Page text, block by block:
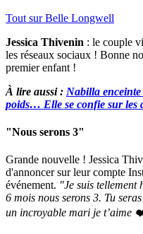
Tout surBelle Longwell
Jessica Thivenin : le couple
les réseaux sociaux ! Bonne
premier enfant !
À lire aussi : Nabilla enceinte
poids… Elle se confie sur les
"Nous serons 3"
Grande nouvelle ! Jessica
d'annoncer sur leur compte
événement. "Je suis tellement
6 mois nous serons 3. Tu
un incroyable mari je t’aime